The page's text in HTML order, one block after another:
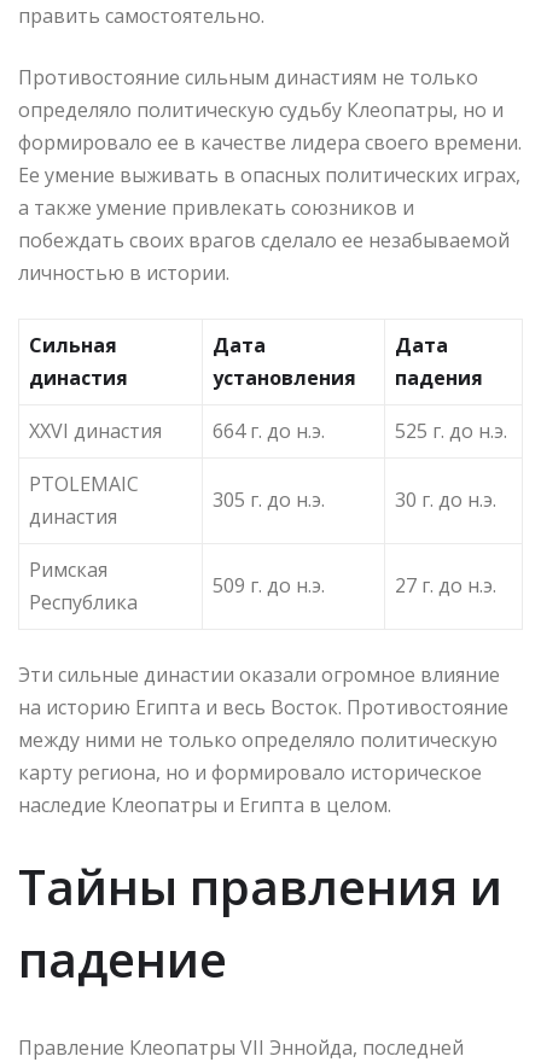
править самостоятельно.
Противостояние сильным династиям не только
определяло политическую судьбу Клеопатры, но и
формировало ее в качестве лидера своего времени.
Ее умение выживать в опасных политических играх,
а также умение привлекать союзников и
побеждать своих врагов сделало ее незабываемой
личностью в истории.
Сильная
династия
Дата
установления
Дата
падения
XXVI династия
664 г. до н.э.
525 г. до н.э.
PTOLEMAIC
династия
305 г. до н.э. 30 г. до н.э.
Римская
Республика
509 г. до н.э. 27 г. до н.э.
Эти сильные династии оказали огромное влияние
на историю Египта и весь Восток. Противостояние
между ними не только определяло политическую
карту региона, но и формировало историческое
наследие Клеопатры и Египта в целом.
Тайны правления и
падение
Правление Клеопатры VII Эннойда, последней